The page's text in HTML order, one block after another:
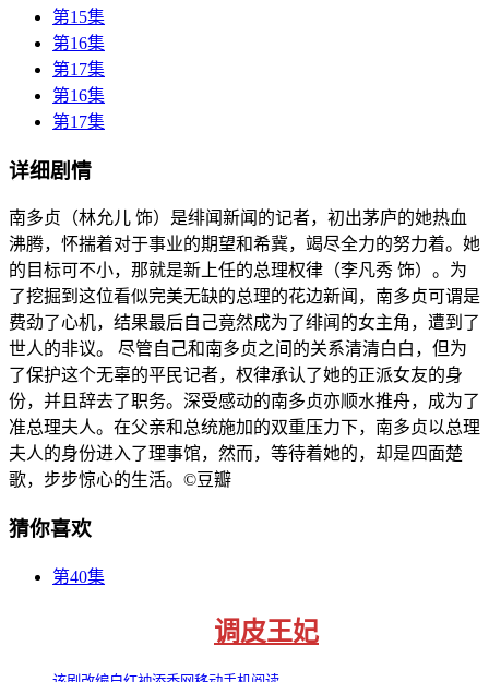
第15集
第16集
第17集
第16集
第17集
详细剧情
南多贞（林允儿 饰）是绯闻新闻的记者，初出茅庐的她热血
沸腾，怀揣着对于事业的期望和希冀，竭尽全力的努力着。她
的目标可不小，那就是新上任的总理权律（李凡秀 饰）。为
了挖掘到这位看似完美无缺的总理的花边新闻，南多贞可谓是
费劲了心机，结果最后自己竟然成为了绯闻的女主角，遭到了
世人的非议。 尽管自己和南多贞之间的关系清清白白，但为
了保护这个无辜的平民记者，权律承认了她的正派女友的身
份，并且辞去了职务。深受感动的南多贞亦顺水推舟，成为了
准总理夫人。在父亲和总统施加的双重压力下，南多贞以总理
夫人的身份进入了理事馆，然而，等待着她的，却是四面楚
歌，步步惊心的生活。©豆瓣
猜你喜欢
第40集
调皮王妃